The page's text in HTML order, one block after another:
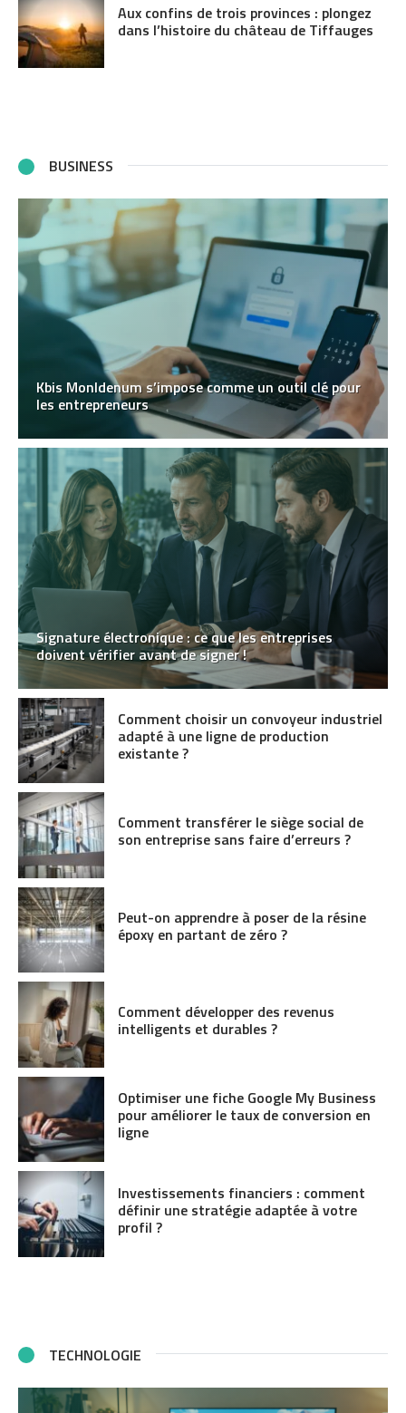
Aux confins de trois provinces : plongez
dans l’histoire du château de Tiffauges
BUSINESS
Kbis MonIdenum s’impose comme un outil clé pour
les entrepreneurs
Signature électronique : ce que les entreprises
doivent vérifier avant de signer !
Comment choisir un convoyeur industriel
adapté à une ligne de production
existante ?
Comment transférer le siège social de
son entreprise sans faire d’erreurs ?
Peut-on apprendre à poser de la résine
époxy en partant de zéro ?
Comment développer des revenus
intelligents et durables ?
Optimiser une fiche Google My Business
pour améliorer le taux de conversion en
ligne
Investissements financiers : comment
définir une stratégie adaptée à votre
profil ?
TECHNOLOGIE